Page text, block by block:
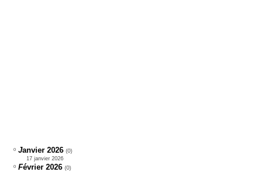
º Janvier 2026 (0)
17 janvier 2026
º Février 2026 (0)